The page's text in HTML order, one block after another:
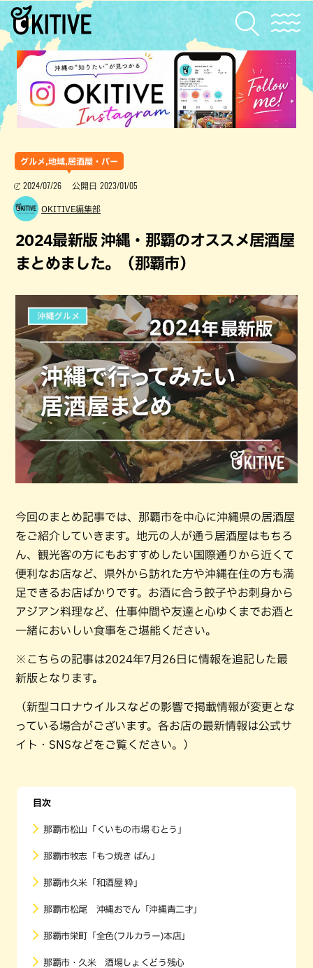
グルメ,地域,居酒屋・バー
2024/07/26 公開日 2023/01/05
OKITIVE編集部
2024最新版 沖縄・那覇のオススメ居酒屋
まとめました。（那覇市）
今回のまとめ記事では、那覇市を中心に沖縄県の居酒屋
をご紹介していきます。地元の人が通う居酒屋はもちろ
ん、観光客の方にもおすすめしたい国際通りから近くて
便利なお店など、県外から訪れた方や沖縄在住の方も満
足できるお店ばかりです。お酒に合う餃子やお刺身から
アジアン料理など、仕事仲間や友達と心ゆくまでお酒と
一緒においしい食事をご堪能ください。
※こちらの記事は2024年7月26日に情報を追記した最
新版となります。
（新型コロナウイルスなどの影響で掲載情報が変更とな
っている場合がございます。各お店の最新情報は公式サ
イト・SNSなどをご覧ください。）
目次
那覇市松山「くいもの市場 むとう」
那覇市牧志「もつ焼き ばん」
那覇市久米「和酒屋 粋」
那覇市松尾 沖縄おでん「沖縄青二才」
那覇市栄町「全色(フルカラー)本店」
那覇市・久米 酒場しょくどう残心